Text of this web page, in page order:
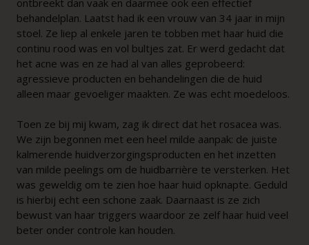
ontbreekt dan vaak en daarmee ook een effectief
behandelplan. Laatst had ik een vrouw van 34 jaar in mijn
stoel. Ze liep al enkele jaren te tobben met haar huid die
continu rood was en vol bultjes zat. Er werd gedacht dat
het acne was en ze had al van alles geprobeerd:
agressieve producten en behandelingen die de huid
alleen maar gevoeliger maakten. Ze was echt moedeloos.
Toen ze bij mij kwam, zag ik direct dat het rosacea was.
We zijn begonnen met een heel milde aanpak: de juiste
kalmerende huidverzorgingsproducten en het inzetten
van milde peelings om de huidbarrière te versterken. Het
was geweldig om te zien hoe haar huid opknapte. Geduld
is hierbij echt een schone zaak. Daarnaast is ze zich
bewust van haar triggers waardoor ze zelf haar huid veel
beter onder controle kan houden.